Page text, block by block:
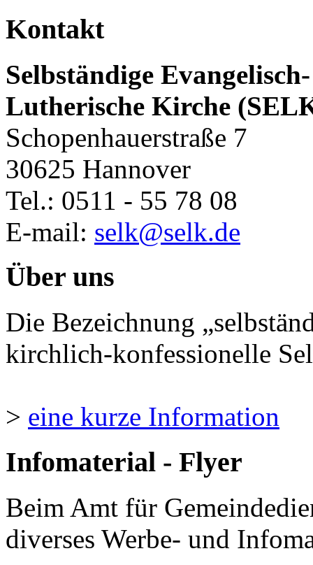
Kontakt
Selbständige Evangelisch-
Lutherische Kirche
Schopenhauerstraße 7
30625 Hannover
Tel.: 0511 - 55 78 08
E-mail: selk@selk.de
Über uns
Die Bezeichnung
kirchlich-konfessionelle
> eine kurze Information
Infomaterial - Flyer
Beim Amt für
diverses Werbe- und